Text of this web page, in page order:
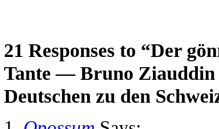
21 Responses to “Der
Tante — Bruno Ziauddin
Deutschen zu den